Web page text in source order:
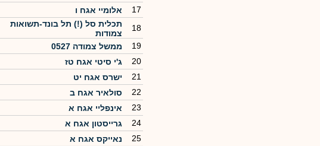
17
אלומיי אגח ו
18
תכלית סל (!) תל בונד-תשואות
צמודות
19
ממשל צמודה 0527
20
ג'י סיטי אגח טז
21
ישרס אגח יט
22
סולאיר אגח ב
23
אינפליי אגח א
24
גרייסטון אגח א
25
נאייקס אגח א